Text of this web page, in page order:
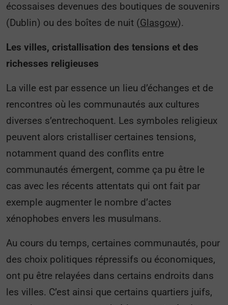
écossaises devenues des boutiques de souvenirs
(Dublin) ou des boîtes de nuit (Glasgow).
Les villes, cristallisation des tensions et des
richesses religieuses
La ville est par essence un lieu d’échanges et de
rencontres où les communautés aux cultures
diverses s’entrechoquent. Les symboles religieux
peuvent alors cristalliser certaines tensions,
notamment quand des conflits entre
communautés émergent, comme ça pu être le
cas avec les récents attentats qui ont fait par
exemple augmenter le nombre d’actes
xénophobes envers les musulmans.
Au cours du temps, certaines communautés, pour
des choix politiques répressifs ou économiques,
ont pu être relayées dans certains endroits dans
les villes. C’est ainsi que certains quartiers juifs,